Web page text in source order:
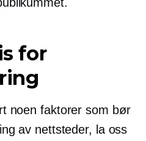
for
noen faktorer som bør
av nettsteder, la oss